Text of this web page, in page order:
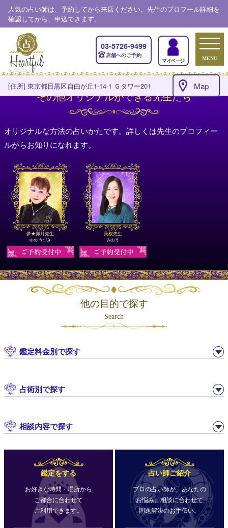
人気の占い師は、予約してから来店ください。先生のプロフール詳細を
確認してから、申込できます。
MENU
[住所] 東京都目黒区自由が丘1-14-1 Ｇタワー201 Map
03-5726-9499
店舗へのご予約
その他オリジナルができる先生たち
オリジナルな方法の占いかたです。詳しくは先生のプロフィー
ルからお知りになれます。
夢★卯月先生
ゆめ うづき
美桜先生
みおう
他の目的で探す
Search
鑑定料金別で探す
占術別で探す
相談内容で探す
鑑定をする
お好きな時間・場所から
ご都合に合わせて
ご利用できます。
占い師ご紹介
プロの占い師が、あなたの
お悩み、相談に合わせて
問題解決のお手伝い。